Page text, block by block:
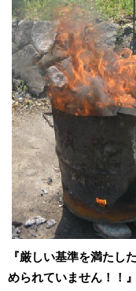
『厳しい基準を満たし
められていません！！』